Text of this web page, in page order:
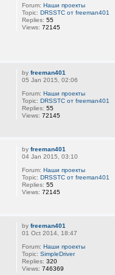
Forum: Наши проекты
Topic: DRSSTC от freeman401
Replies: 55
Views: 72145
by freeman401
05 Jan 2015, 02:06
Forum: Наши проекты
Topic: DRSSTC от freeman401
Replies: 55
Views: 72145
by freeman401
04 Jan 2015, 03:10
Forum: Наши проекты
Topic: DRSSTC от freeman401
Replies: 55
Views: 72145
by freeman401
01 Oct 2014, 18:47
Forum: Наши проекты
Topic: SimpleDriver
Replies: 320
Views: 746369